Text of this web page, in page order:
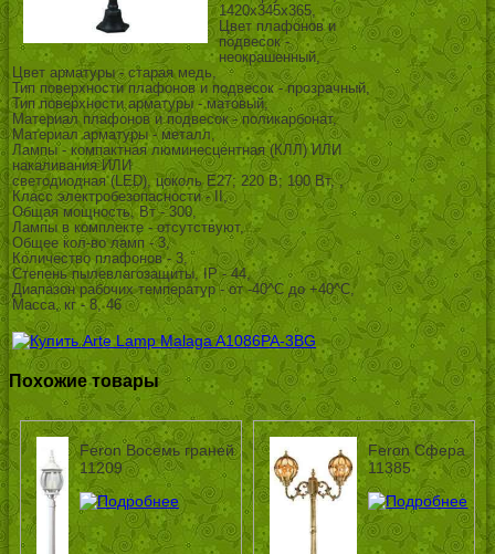
1420x345x365,
Цвет плафонов и
подвесок -
неокрашенный,
Цвет арматуры - старая медь,
Тип поверхности плафонов и подвесок - прозрачный,
Тип поверхности арматуры - матовый,
Материал плафонов и подвесок - поликарбонат,
Материал арматуры - металл,
Лампы - компактная люминесцентная (КЛЛ) ИЛИ
накаливания ИЛИ
светодиодная (LED), цоколь E27; 220 В; 100 Вт, ,
Класс электробезопасности - II,
Общая мощность, Вт - 300,
Лампы в комплекте - отсутствуют,
Общее кол-во ламп - 3,
Количество плафонов - 3,
Степень пылевлагозащиты, IP - 44,
Диапазон рабочих температур - от -40^C до +40^C,
Масса, кг - 8, 46
Похожие товары
Feron Восемь граней
11209
Feron Сфера
11385